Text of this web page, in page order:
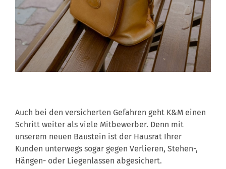
Auch bei den versicherten Gefahren geht K&M einen
Schritt weiter als viele Mitbewerber. Denn mit
unserem neuen Baustein ist der Hausrat Ihrer
Kunden unterwegs sogar gegen Verlieren, Stehen-,
Hängen- oder Liegenlassen abgesichert.